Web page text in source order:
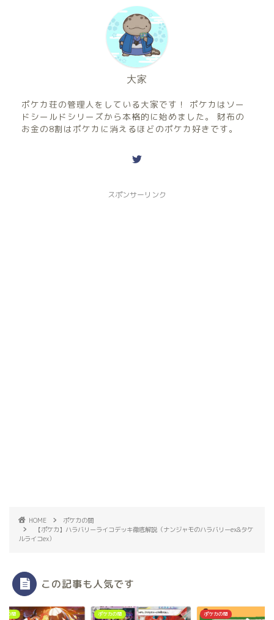
大家
ポケカ荘の管理人をしている大家です！ ポケカはソー
ドシールドシリーズから本格的に始めました。 財布の
お金の8割はポケカに消えるほどのポケカ好きです。
スポンサーリンク
HOME
ポケカの間
【ポケカ】ハラバリーライコデッキ徹底解説（ナンジャモのハラバリーex&タケ
ルライコex）
この記事も人気です
の間 ポケカの間 ポケカの間